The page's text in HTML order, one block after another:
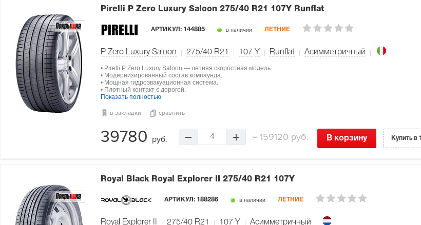
Pirelli P Zero Luxury Saloon 275/40 R21 107Y Runflat
АРТИКУЛ: 144885 в наличии ЛЕТНИЕ
P Zero Luxury Saloon 275/40 R21 107 Y Runflat Асимметричный
• Pirelli P Zero Luxury Saloon — летняя скоростная модель.
• Модернизированный состав компаунда.
• Мощная гидроэвакуационная система.
• Плотный контакт с дорогой.
Показать полностью
в закладки сравнить
39780 руб. 4 =159120 руб. В корзину Купить в
Royal Black Royal Explorer II 275/40 R21 107Y
АРТИКУЛ: 188286 в наличии ЛЕТНИЕ
Royal Explorer II 275/40 R21 107 Y Асимметричный